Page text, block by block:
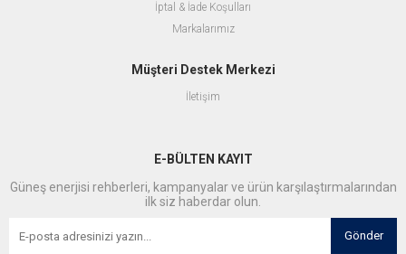
İptal & İade Koşulları
Markalarımız
Müşteri Destek Merkezi
İletişim
E-BÜLTEN KAYIT
Güneş enerjisi rehberleri, kampanyalar ve ürün karşılaştırmalarından
ilk siz haberdar olun.
Gönder